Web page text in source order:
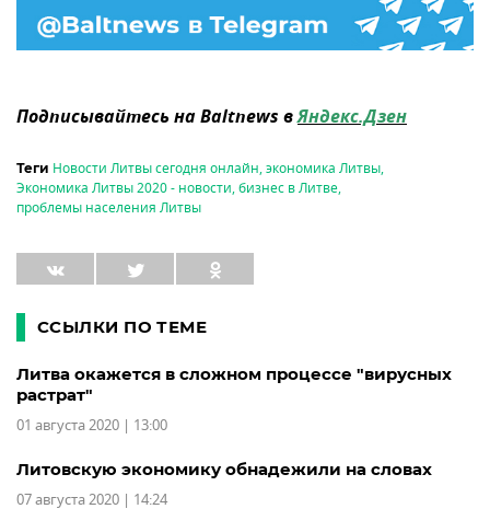
Подписывайтесь на Baltnews вЯндекс.Дзен
Теги Новости Литвы сегодня онлайн,экономика Литвы,
Экономика Литвы 2020 - новости,бизнес в Литве,
проблемы населения Литвы
ССЫЛКИ ПО ТЕМЕ
Литва окажется в сложном процессе "вирусных
растрат"
01 августа 2020 | 13:00
Литовскую экономику обнадежили на словах
07 августа 2020 | 14:24